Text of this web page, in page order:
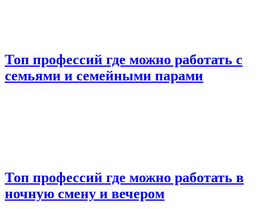
Топ профессий где можно работать с
семьями и семейными парами
Топ профессий где можно работать в
ночную смену и вечером